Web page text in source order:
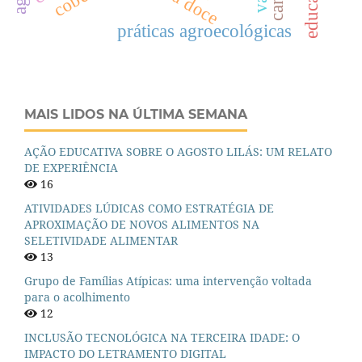
práticas agroecológicas
MAIS LIDOS NA ÚLTIMA SEMANA
AÇÃO EDUCATIVA SOBRE O AGOSTO LILÁS: UM RELATO
DE EXPERIÊNCIA
16
ATIVIDADES LÚDICAS COMO ESTRATÉGIA DE
APROXIMAÇÃO DE NOVOS ALIMENTOS NA
SELETIVIDADE ALIMENTAR
13
Grupo de Famílias Atípicas: uma intervenção voltada
para o acolhimento
12
INCLUSÃO TECNOLÓGICA NA TERCEIRA IDADE: O
IMPACTO DO LETRAMENTO DIGITAL